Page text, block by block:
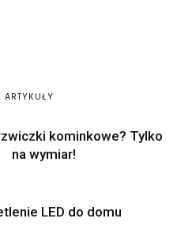
ARTYKUŁY
kominkowe? Tylko
na wymiar!
LED do domu